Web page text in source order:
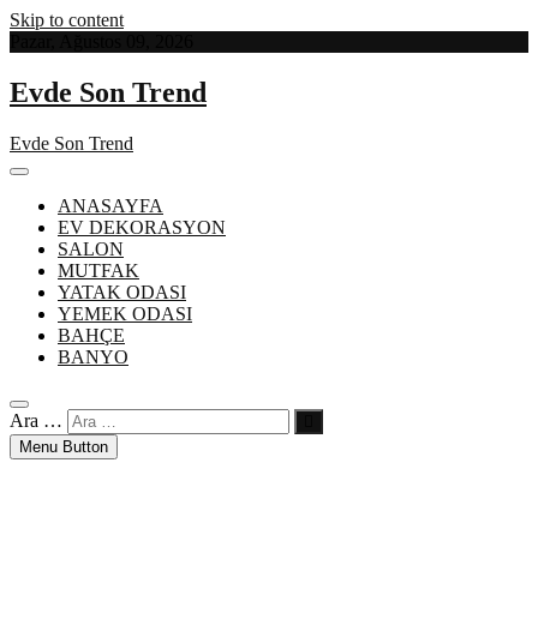
Skip to content
Evde Son Trend
Evde Son Trend
ANASAYFA
EV DEKORASYON
SALON
MUTFAK
YATAK ODASI
YEMEK ODASI
BAHÇE
BANYO
Ara …
Menu Button